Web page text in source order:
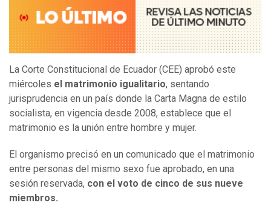
La Corte Constitucional de Ecuador (CEE) aprobó este
miércoles el matrimonio igualitario, sentando
jurisprudencia en un país donde la Carta Magna de estilo
socialista, en vigencia desde 2008, establece que el
matrimonio es la unión entre hombre y mujer.
El organismo precisó en un comunicado que el matrimonio
entre personas del mismo sexo fue aprobado, en una
sesión reservada, con el voto de cinco de sus nueve
miembros.